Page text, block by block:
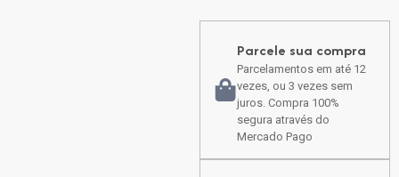
Parcele sua compra
Parcelamentos em até 12
vezes, ou 3 vezes sem
juros. Compra 100%
segura através do
Mercado Pago